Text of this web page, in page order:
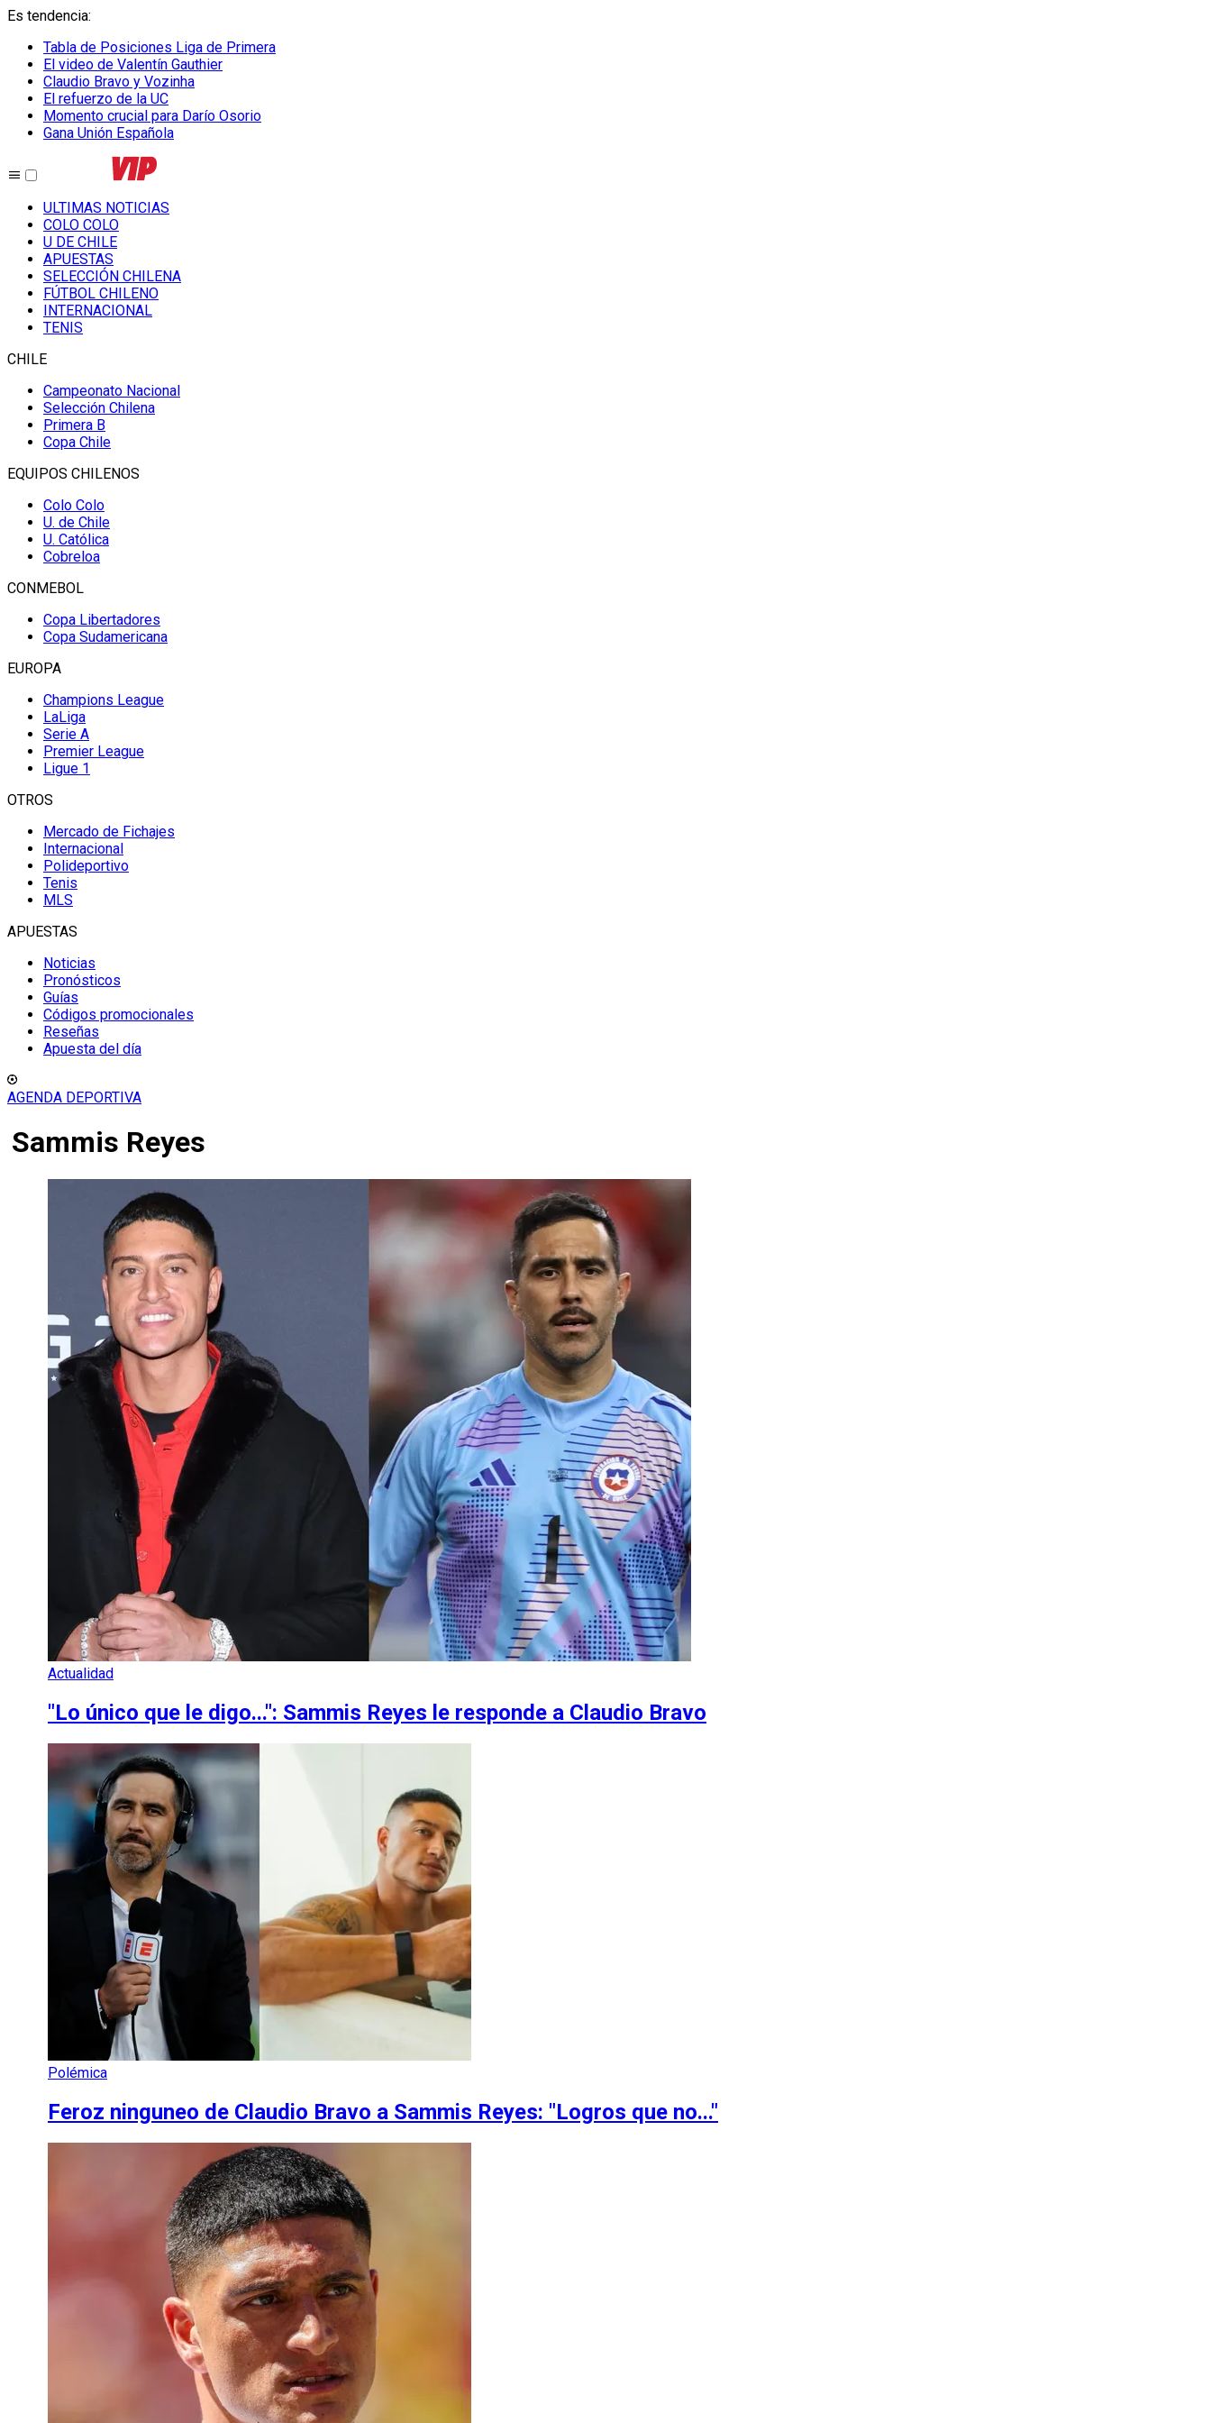
Es tendencia:
Tabla de Posiciones Liga de Primera
El video de Valentín Gauthier
Claudio Bravo y Vozinha
El refuerzo de la UC
Momento crucial para Darío Osorio
Gana Unión Española
ULTIMAS NOTICIAS
COLO COLO
U DE CHILE
APUESTAS
SELECCIÓN CHILENA
FÚTBOL CHILENO
INTERNACIONAL
TENIS
CHILE
Campeonato Nacional
Selección Chilena
Primera B
Copa Chile
EQUIPOS CHILENOS
Colo Colo
U. de Chile
U. Católica
Cobreloa
CONMEBOL
Copa Libertadores
Copa Sudamericana
EUROPA
Champions League
LaLiga
Serie A
Premier League
Ligue 1
OTROS
Mercado de Fichajes
Internacional
Polideportivo
Tenis
MLS
APUESTAS
Noticias
Pronósticos
Guías
Códigos promocionales
Reseñas
Apuesta del día
AGENDA DEPORTIVA
Sammis Reyes
Actualidad
"Lo único que le digo...": Sammis Reyes le responde a Claudio Bravo
Polémica
Feroz ninguneo de Claudio Bravo a Sammis Reyes: "Logros que no..."